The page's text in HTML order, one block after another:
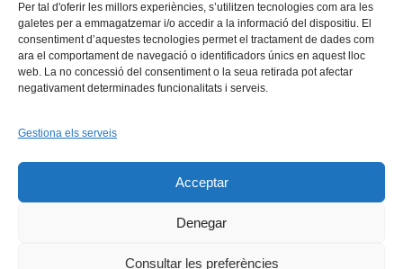
Per tal d'oferir les millors experiències, s’utilitzen tecnologies com ara les
galetes per a emmagatzemar i/o accedir a la informació del dispositiu. El
consentiment d’aquestes tecnologies permet el tractament de dades com
ara el comportament de navegació o identificadors únics en aquest lloc
web. La no concessió del consentiment o la seua retirada pot afectar
negativament determinades funcionalitats i serveis.
Gestiona els serveis
Acceptar
Denegar
Consultar les preferències
Instagram
Flickr
INICI QUI SOM
PROGRAMES
DESENVOLUPAMENT SOSTENIBLE
AVÍS LEGAL
Copyright © 2026 - Xarxa Vives d'Universitats